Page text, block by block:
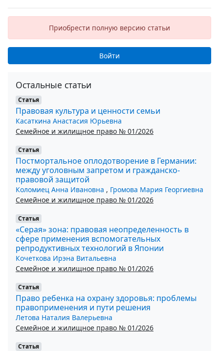
Приобрести полную версию статьи
Войти
Остальные статьи
Статья
Правовая культура и ценности семьи
Касаткина Анастасия Юрьевна
Семейное и жилищное право № 01/2026
Статья
Постмортальное оплодотворение в Германии:
между уголовным запретом и гражданско-
правовой защитой
Коломиец Анна Ивановна , Громова Мария Георгиевна
Семейное и жилищное право № 01/2026
Статья
«Серая» зона: правовая неопределенность в
сфере применения вспомогательных
репродуктивных технологий в Японии
Кочеткова Ирэна Витальевна
Семейное и жилищное право № 01/2026
Статья
Право ребенка на охрану здоровья: проблемы
правоприменения и пути решения
Летова Наталия Валерьевна
Семейное и жилищное право № 01/2026
Статья